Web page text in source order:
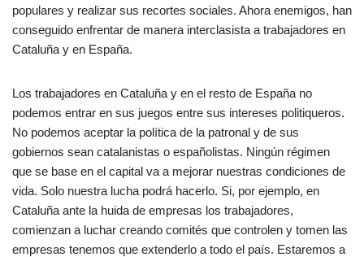
populares y realizar sus recortes sociales. Ahora enemigos, han
conseguido enfrentar de manera interclasista a trabajadores en
Cataluña y en España.
Los trabajadores en Cataluña y en el resto de España no
podemos entrar en sus juegos entre sus intereses politiqueros.
No podemos aceptar la política de la patronal y de sus
gobiernos sean catalanistas o españolistas. Ningún régimen
que se base en el capital va a mejorar nuestras condiciones de
vida. Solo nuestra lucha podrá hacerlo. Si, por ejemplo, en
Cataluña ante la huida de empresas los trabajadores,
comienzan a luchar creando comités que controlen y tomen las
empresas tenemos que extenderlo a todo el país. Estaremos a